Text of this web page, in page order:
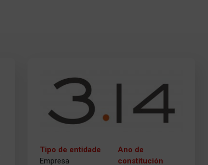
Tipo de entidade
Empresa
Ano de
constitución